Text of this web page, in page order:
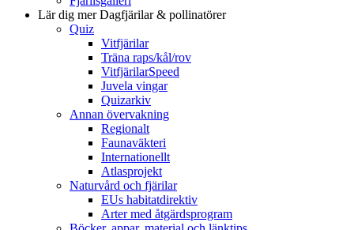
Lär dig merDagfjärilar & pollinatörer
Quiz
Vitfjärilar
Träna raps/kål/rov
VitfjärilarSpeed
Juvela vingar
Quizarkiv
Annan övervakning
Regionalt
Faunaväkteri
Internationellt
Atlasprojekt
Naturvård och fjärilar
EUs habitatdirektiv
Arter med åtgärdsprogram